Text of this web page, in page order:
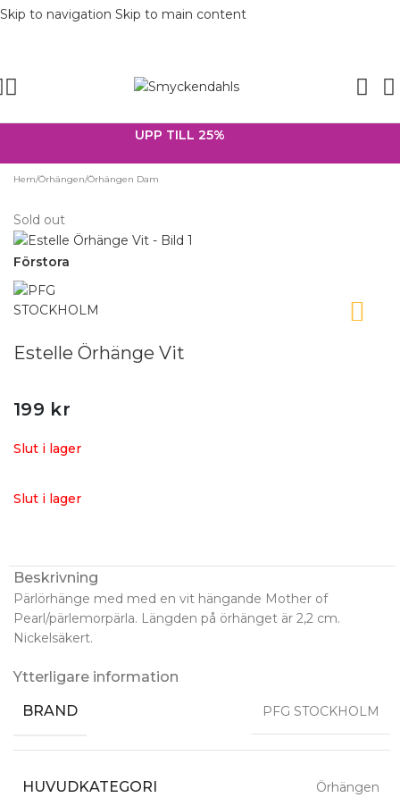
Skip to navigation Skip to main content
UPP TILL 25%
Hem/Örhängen/Örhängen Dam
Sold out
Förstora
Estelle Örhänge Vit
199 kr
Slut i lager
Slut i lager
Beskrivning
Pärlörhänge med med en vit hängande Mother of
Pearl/pärlemorpärla. Längden på örhänget är 2,2 cm.
Nickelsäkert.
Ytterligare information
BRAND
PFG STOCKHOLM
HUVUDKATEGORI Örhängen